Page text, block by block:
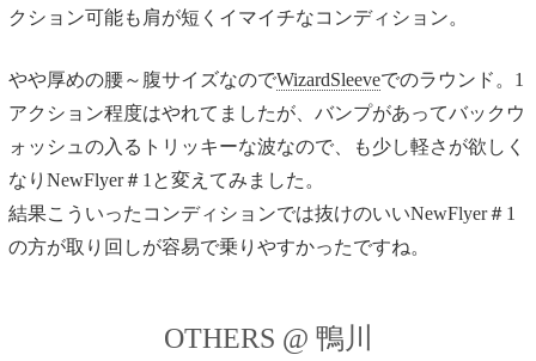
クション可能も肩が短くイマイチなコンディション。
やや厚めの腰～腹サイズなのでWizardSleeveでのラウンド。1
アクション程度はやれてましたが、バンプがあってバックウ
ォッシュの入るトリッキーな波なので、も少し軽さが欲しく
なりNewFlyer＃1と変えてみました。
結果こういったコンディションでは抜けのいいNewFlyer＃1
の方が取り回しが容易で乗りやすかったですね。
OTHERS @ 鴨川